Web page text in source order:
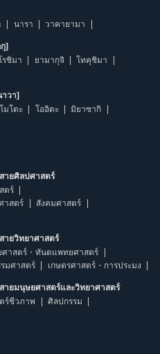
นารา วาคายามา
]
รชิมา ยามากุจิ
โทคุชิมา
วา]
มโตะ โออิตะ
มิยาซากิ
ายศิลปศาสตร์
ตร์
าสตร์
สังคมศาสตร์
ายวิทยาศาสตร์
ศาสตร์・ทันตแพทยศาสตร์
มศาสตร์ เกษตรศาสตร์・การประมง
ยมนุษยศาสตร์และวิทยาศาสตร์
ร์ชีวภาพ
ศิลปกรรม